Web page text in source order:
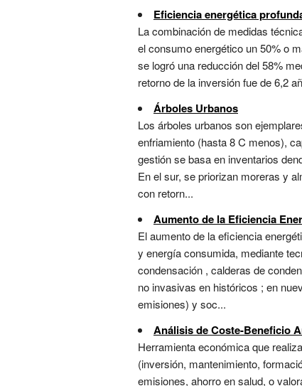
Eficiencia energética
La combinación de medidas
el consumo energético un 50% o
se logró una reducción del 58%
retorno de la inversión fue de 6,2
Árboles Urbanos
Los árboles urbanos son
enfriamiento (hasta 8 C menos),
gestión se basa en inventarios
En el sur, se priorizan moreras y
con retorn...
Aumento de la Eficiencia
El aumento de la eficiencia
y energía consumida, mediante
condensación , calderas de
no invasivas en históricos ; en
emisiones) y soc...
Análisis de Coste-Beneficio
Herramienta económica que
(inversión, mantenimiento,
emisiones, ahorro en salud, o